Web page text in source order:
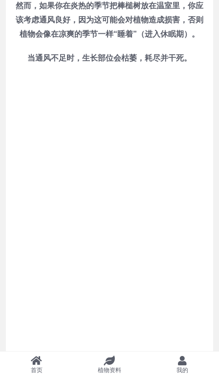
然而，如果你在炎热的季节把棒槌树放在温室里，你应
该考虑通风良好，因为这可能会对植物造成损害，否则
植物会像在凉爽的季节一样“睡着”（进入休眠期）。
当通风不足时，生长部位会枯萎，耗尽并干死。
Pachypodium succulentum
首页
植物资料 我的